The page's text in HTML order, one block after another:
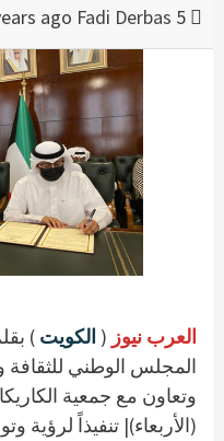
Fadi Derbas
العرب نيوز ( الكويت )
المجلس الوطني للثقافة
وتعاون مع جمعية
(الأربعاء)| تنفيذاً لرؤية